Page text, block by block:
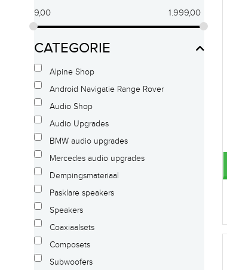
9,00 1.999,00
CATEGORIE
Alpine Shop
Android Navigatie Range Rover
Audio Shop
Audio Upgrades
BMW audio upgrades
Mercedes audio upgrades
Dempingsmateriaal
Pasklare speakers
Speakers
Coaxiaalsets
Composets
Subwoofers